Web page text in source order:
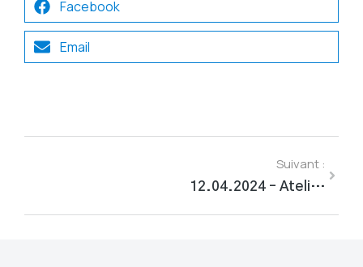
Facebook
Email
Suivant :
12.04.2024 – Atelier collaboratif au service de la candidature